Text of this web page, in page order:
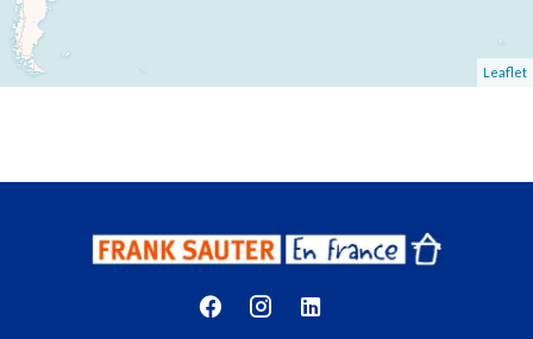
Leaflet